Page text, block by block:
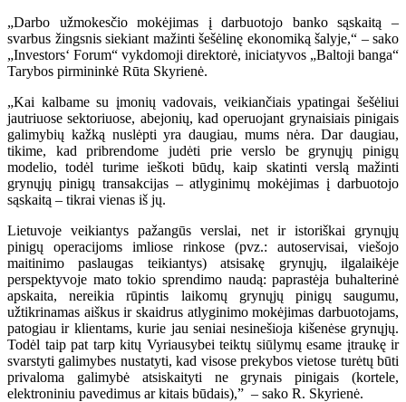
„Darbo užmokesčio mokėjimas į darbuotojo banko sąskaitą –
svarbus žingsnis siekiant mažinti šešėlinę ekonomiką šalyje,“ – sako
„Investors‘ Forum“ vykdomoji direktorė, iniciatyvos „Baltoji banga“
Tarybos pirmininkė Rūta Skyrienė.
„Kai kalbame su įmonių vadovais, veikiančiais ypatingai šešėliui
jautriuose sektoriuose, abejonių, kad operuojant grynaisiais pinigais
galimybių kažką nuslėpti yra daugiau, mums nėra. Dar daugiau,
tikime, kad pribrendome judėti prie verslo be grynųjų pinigų
modelio, todėl turime ieškoti būdų, kaip skatinti verslą mažinti
grynųjų pinigų transakcijas – atlyginimų mokėjimas į darbuotojo
sąskaitą – tikrai vienas iš jų.
Lietuvoje veikiantys pažangūs verslai, net ir istoriškai grynųjų
pinigų operacijoms imliose rinkose (pvz.: autoservisai, viešojo
maitinimo paslaugas teikiantys) atsisakę grynųjų, ilgalaikėje
perspektyvoje mato tokio sprendimo naudą: paprastėja buhalterinė
apskaita, nereikia rūpintis laikomų grynųjų pinigų saugumu,
užtikrinamas aiškus ir skaidrus atlyginimo mokėjimas darbuotojams,
patogiau ir klientams, kurie jau seniai nesinešioja kišenėse grynųjų.
Todėl taip pat tarp kitų Vyriausybei teiktų siūlymų esame įtraukę ir
svarstyti galimybes nustatyti, kad visose prekybos vietose turėtų būti
privaloma galimybė atsiskaityti ne grynais pinigais (kortele,
elektroniniu pavedimus ar kitais būdais),” – sako R. Skyrienė.